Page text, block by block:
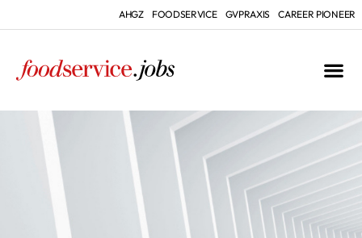
AHGZ FOODSERVICE GVPRAXIS CAREER PIONEER